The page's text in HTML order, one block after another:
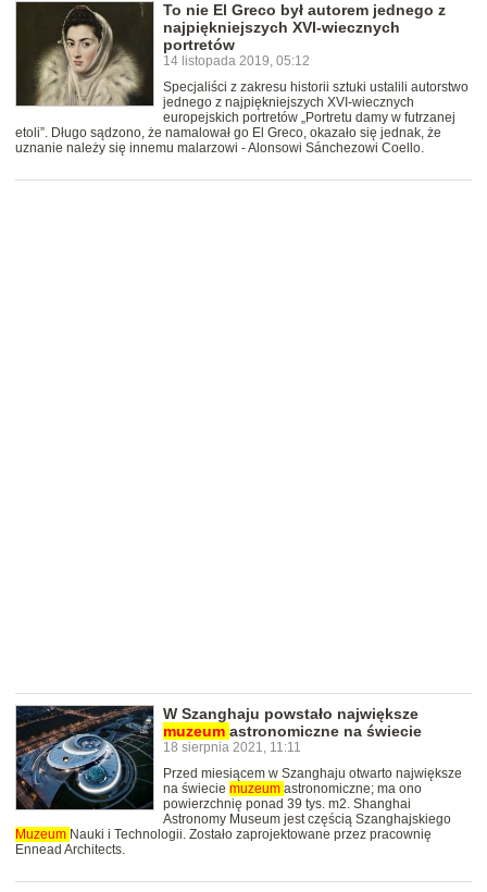
To nie El Greco był autorem jednego z
najpiękniejszych XVI-wiecznych
portretów
14 listopada 2019, 05:12
Specjaliści z zakresu historii sztuki ustalili autorstwo
jednego z najpiękniejszych XVI-wiecznych
europejskich portretów „Portretu damy w futrzanej
etoli”. Długo sądzono, że namalował go El Greco, okazało się jednak, że
uznanie należy się innemu malarzowi - Alonsowi Sánchezowi Coello.
W Szanghaju powstało największe
muzeum astronomiczne na świecie
18 sierpnia 2021, 11:11
Przed miesiącem w Szanghaju otwarto największe
na świecie muzeum astronomiczne; ma ono
powierzchnię ponad 39 tys. m2. Shanghai
Astronomy Museum jest częścią Szanghajskiego
Muzeum Nauki i Technologii. Zostało zaprojektowane przez pracownię
Ennead Architects.